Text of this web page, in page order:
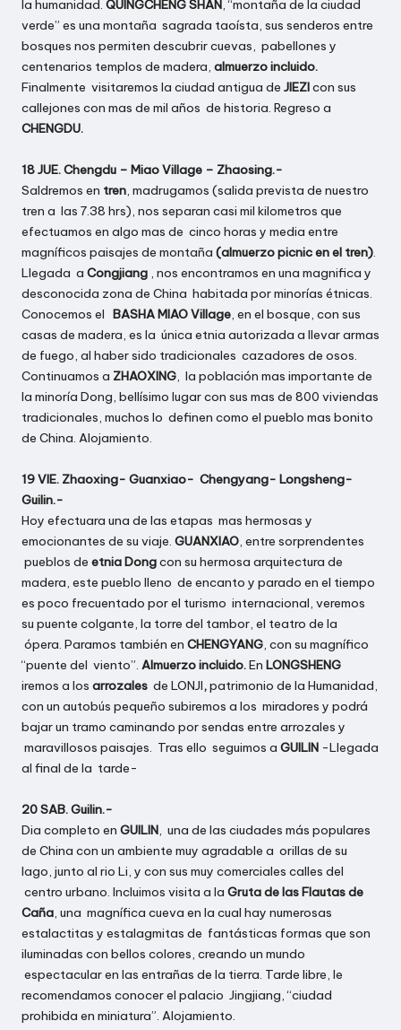
la humanidad. QUINGCHENG SHAN, “montaña de la ciudad
verde” es una montaña sagrada taoísta, sus senderos entre
bosques nos permiten descubrir cuevas, pabellones y
centenarios templos de madera, almuerzo incluido.
Finalmente visitaremos la ciudad antigua de JIEZIcon sus
callejones con mas de mil años de historia. Regreso a
CHENGDU.
18 JUE. Chengdu – Miao Village – Zhaosing.-
Saldremos en tren, madrugamos (salida prevista de nuestro
tren a las 7.38 hrs), nos separan casi mil kilometros que
efectuamos en algo mas de cinco horas y media entre
magníficos paisajes de montaña (almuerzo picnic en el tren).
Llegada a Congjiang , nos encontramos en una magnifica y
desconocida zona de China habitada por minorías étnicas.
Conocemos el BASHA MIAO Village, en el bosque, con sus
casas de madera, es la única etnia autorizada a llevar armas
de fuego, al haber sido tradicionales cazadores de osos.
Continuamos a ZHAOXING, la población mas importante de
la minoría Dong, bellísimo lugar con sus mas de 800 viviendas
tradicionales, muchos lo definen como el pueblo mas bonito
de China. Alojamiento.
19 VIE. Zhaoxing- Guanxiao- Chengyang- Longsheng-
Guilin.-
Hoy efectuara una de las etapas mas hermosas y
emocionantes de su viaje. GUANXIAO, entre sorprendentes
pueblos de etnia Dongcon su hermosa arquitectura de
madera, este pueblo lleno de encanto y parado en el tiempo
es poco frecuentado por el turismo internacional, veremos
su puente colgante, la torre del tambor, el teatro de la
ópera. Paramos también en CHENGYANG, con su magnífico
“puente del viento”. Almuerzo incluido.En LONGSHENG
iremos a los arrozales de LONJI,patrimonio de la Humanidad,
con un autobús pequeño subiremos a los miradores y podrá
bajar un tramo caminando por sendas entre arrozales y
maravillosos paisajes. Tras ello seguimos a GUILIN -Llegada
al final de la tarde-
20 SAB. Guilin.-
Dia completo en GUILIN, una de las ciudades más populares
de China con un ambiente muy agradable a orillas de su
lago, junto al rio Li, y con sus muy comerciales calles del
centro urbano. Incluimos visita a la Gruta de las Flautas de
Caña, una magnífica cueva en la cual hay numerosas
estalactitas y estalagmitas de fantásticas formas que son
iluminadas con bellos colores, creando un mundo
espectacular en las entrañas de la tierra. Tarde libre, le
recomendamos conocer el palacio Jingjiang, “ciudad
prohibida en miniatura”. Alojamiento.